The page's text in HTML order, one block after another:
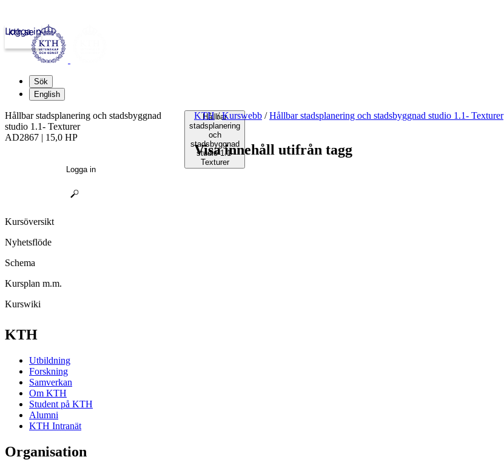
kth.se
Logga in
Sök
English
Hållbar
stadsplanering
och
stadsbyggnad
studio 1.1-
Texturer
KTH / Kurswebb / Hållbar stadsplanering och stadsbyggnad studio 1.1- Texturer
Visa innehåll utifrån tagg
Hållbar stadsplanering och stadsbyggnad
studio 1.1- Texturer
AD2867 | 15,0 HP
Logga in
Kursöversikt
Nyhetsflöde
Schema
Kursplan m.m.
Kurswiki
KTH
Utbildning
Forskning
Samverkan
Om KTH
Student på KTH
Alumni
KTH Intranät
Organisation